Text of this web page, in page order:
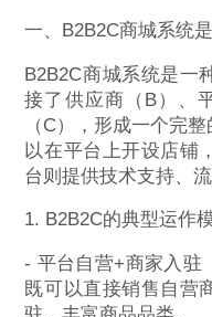
一、B2B2C商城系统
B2B2C商城系统是一
接了供应商（B）、
（C），形成一个完
以在平台上开设店铺
台则提供技术支持、
1. B2B2C的典型运作
- 平台自营+商家入驻
既可以直接销售自营